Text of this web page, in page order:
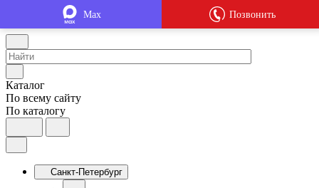
Каталог
По всему сайту
По каталогу
Санкт-Петербург
Max Позвонить